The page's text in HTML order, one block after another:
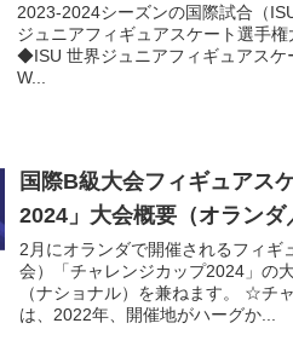
2023-2024シーズンの国際試合（
ジュニアフィギュアスケート選手
◆ISU 世界ジュニアフィギュアスケ
W...
国際B級大会フィギュアス
2024」大会概要（オランダ
2月にオランダで開催されるフィギ
会）「チャレンジカップ2024」の
（ナショナル）を兼ねます。 ☆チ
は、2022年、開催地がハーグか...